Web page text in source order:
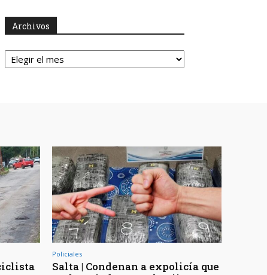
Archivos
Archivos
Policiales
Salta | Condenan a expolicía que